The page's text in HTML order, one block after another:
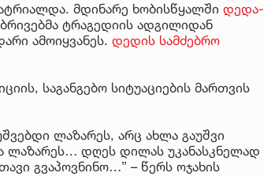
მდინარე ხობისწყალში დედა-
ტრაგედიის ადგილიდან
ამოიყვანეს. დედის სამძებრო
საგანგებო სიტუაციების მართვის
ლაზარეს, არც ახლა გაუშვი
დღეს დილას უკანასკნელად
გვაპოვნინო…” – წერს ოჯახის